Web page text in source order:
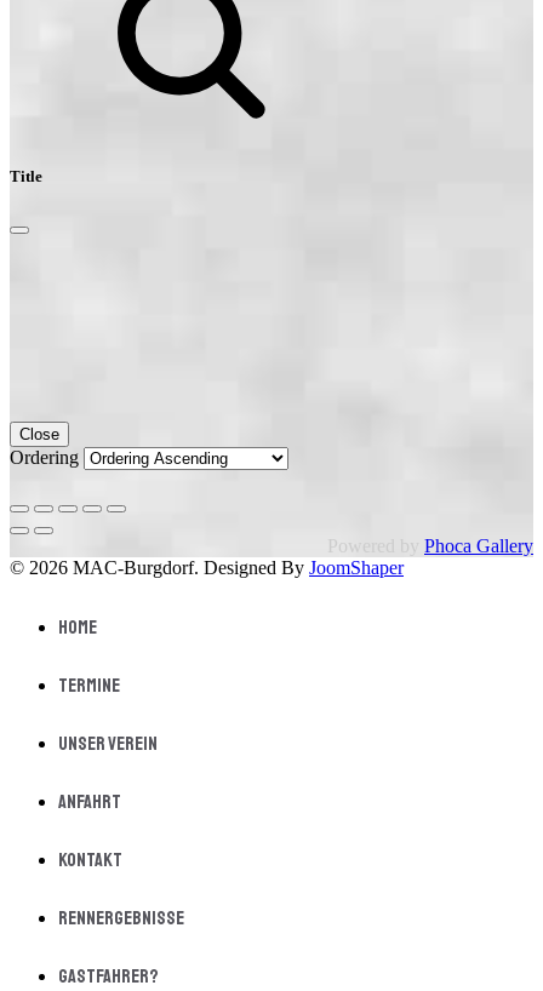
Title
Close
Ordering
Powered by Phoca Gallery
© 2026 MAC-Burgdorf. Designed By JoomShaper
Home
Termine
Unser Verein
Anfahrt
Kontakt
Rennergebnisse
Gastfahrer?